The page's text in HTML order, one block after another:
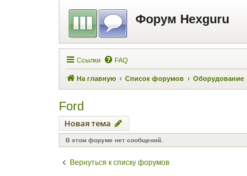
Форум Hexguru
Ссылки FAQ
На главную Список форумов Оборудование
Ford
Новая тема
В этом форуме нет сообщений.
Вернуться к списку форумов